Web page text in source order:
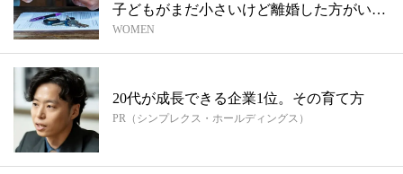
子どもがまだ小さいけど離婚した方がい
い？【...
WOMEN
20代が成長できる企業1位。その育て方
PR（シンプレクス・ホールディングス）